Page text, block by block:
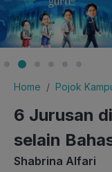
Home Pojok
6 Jurusan
selain
Shabrina Alfari